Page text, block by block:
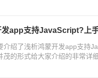
发app支持JavaScript?上
介绍了浅析鸿蒙开发app支持
茂的形式给大家介绍的非常详